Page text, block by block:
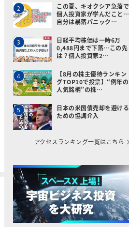
2
この夏、キオクシア急落で
個人投資家が学んだこと…
自分は暴落パニック…
3
日経平均株価は一時6万
0,488円まで下落…この先
は？個人投資家2…
4
【8月の株主優待ランキン
グTOP10で投票】“例年の
人気銘柄”の株…
5
日本の米国債売却を避ける
ための協調介入
アクセスランキング一覧はこちら